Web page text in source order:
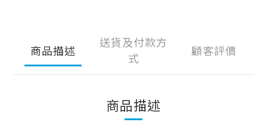
商品描述
送貨及付款方
式
顧客評價
商品描述